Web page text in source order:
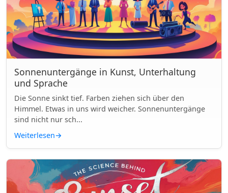
Sonnenuntergänge in Kunst, Unterhaltung
und Sprache
Die Sonne sinkt tief. Farben ziehen sich über den
Himmel. Etwas in uns wird weicher. Sonnenuntergänge
sind nicht nur sch...
Weiterlesen→